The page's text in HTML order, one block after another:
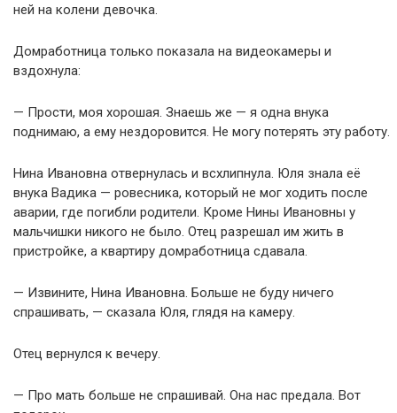
ней на колени девочка.
Домработница только показала на видеокамеры и
вздохнула:
— Прости, моя хорошая. Знаешь же — я одна внука
поднимаю, а ему нездоровится. Не могу потерять эту работу.
Нина Ивановна отвернулась и всхлипнула. Юля знала её
внука Вадика — ровесника, который не мог ходить после
аварии, где погибли родители. Кроме Нины Ивановны у
мальчишки никого не было. Отец разрешал им жить в
пристройке, а квартиру домработница сдавала.
— Извините, Нина Ивановна. Больше не буду ничего
спрашивать, — сказала Юля, глядя на камеру.
Отец вернулся к вечеру.
— Про мать больше не спрашивай. Она нас предала. Вот